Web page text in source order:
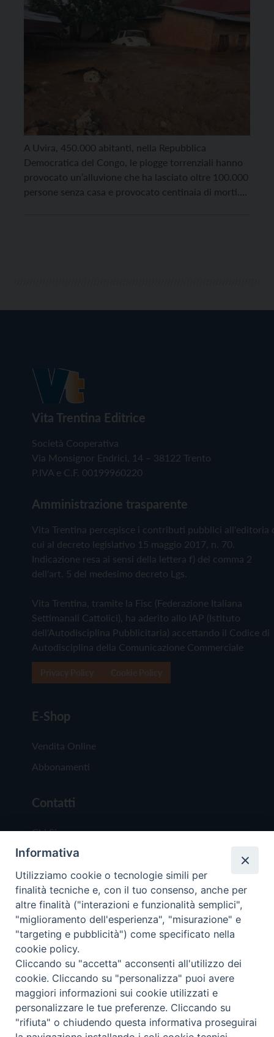
A Uvira, 450.000 abitanti, nella Repubblica
Democratica del Congo, le piogge torrenziali hanno
provocato un’alluvione che ha lasciato oltre 100.000
persone senza casa e provocato centinaia di morti.
Vita Trentina Editrice
Società Cooperativa
Via Monsignor Endrici, 14 – 38122 Trento
P.IVA e C.F. 00199960220
Amministrazione trasparente
Vita Trentina percepisce i contributi pubblici all'editoria
cui al decreto legislativo 15 maggio 2017, n. 70.
Indicazione resa ai sensi della lettera f) del comma 2
dell'art. 5 del medesimo decreto Lgs.
Vita Trentina, tramite la Fisc (Federazione Italiana
Settimanali Cattolici), ha aderito allo IAP (Istituto
dell'Autodisciplina Pubblicitaria) accettando il Codice di
Autodisciplina della Comunicazione Commerciale
E-Shop
Vendita Online
Abbonamenti
Contatti
Chi Siamo
Redazione
Scrivici
Copyright © 2019 - Tutti i diritti riservati - Vita
Trentina Editrice
Privacy Policy
Torna
Informativa
Utilizziamo cookie o tecnologie simili per
finalità tecniche e, con il tuo consenso, anche per
altre finalità ("interazioni e funzionalità semplici",
"miglioramento dell'esperienza", "misurazione" e
"targeting e pubblicità") come specificato nella
cookie policy.
Cliccando su "accetta" acconsenti all'utilizzo dei
cookie. Cliccando su "personalizza" puoi avere
maggiori informazioni sui cookie utilizzati e
personalizzare le tue preferenze. Cliccando su
"rifiuta" o chiudendo questa informativa proseguirai